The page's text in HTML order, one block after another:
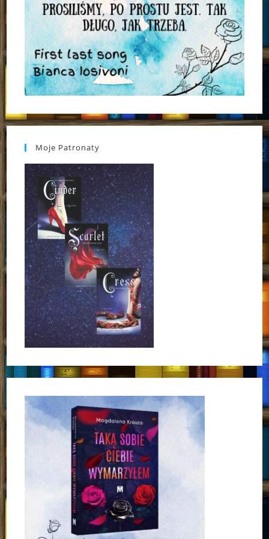
Moje Patronaty